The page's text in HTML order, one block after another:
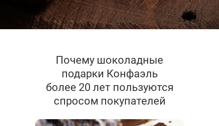
Почему шоколадные
подарки Конфаэль
более 20 лет пользуются
спросом покупателей